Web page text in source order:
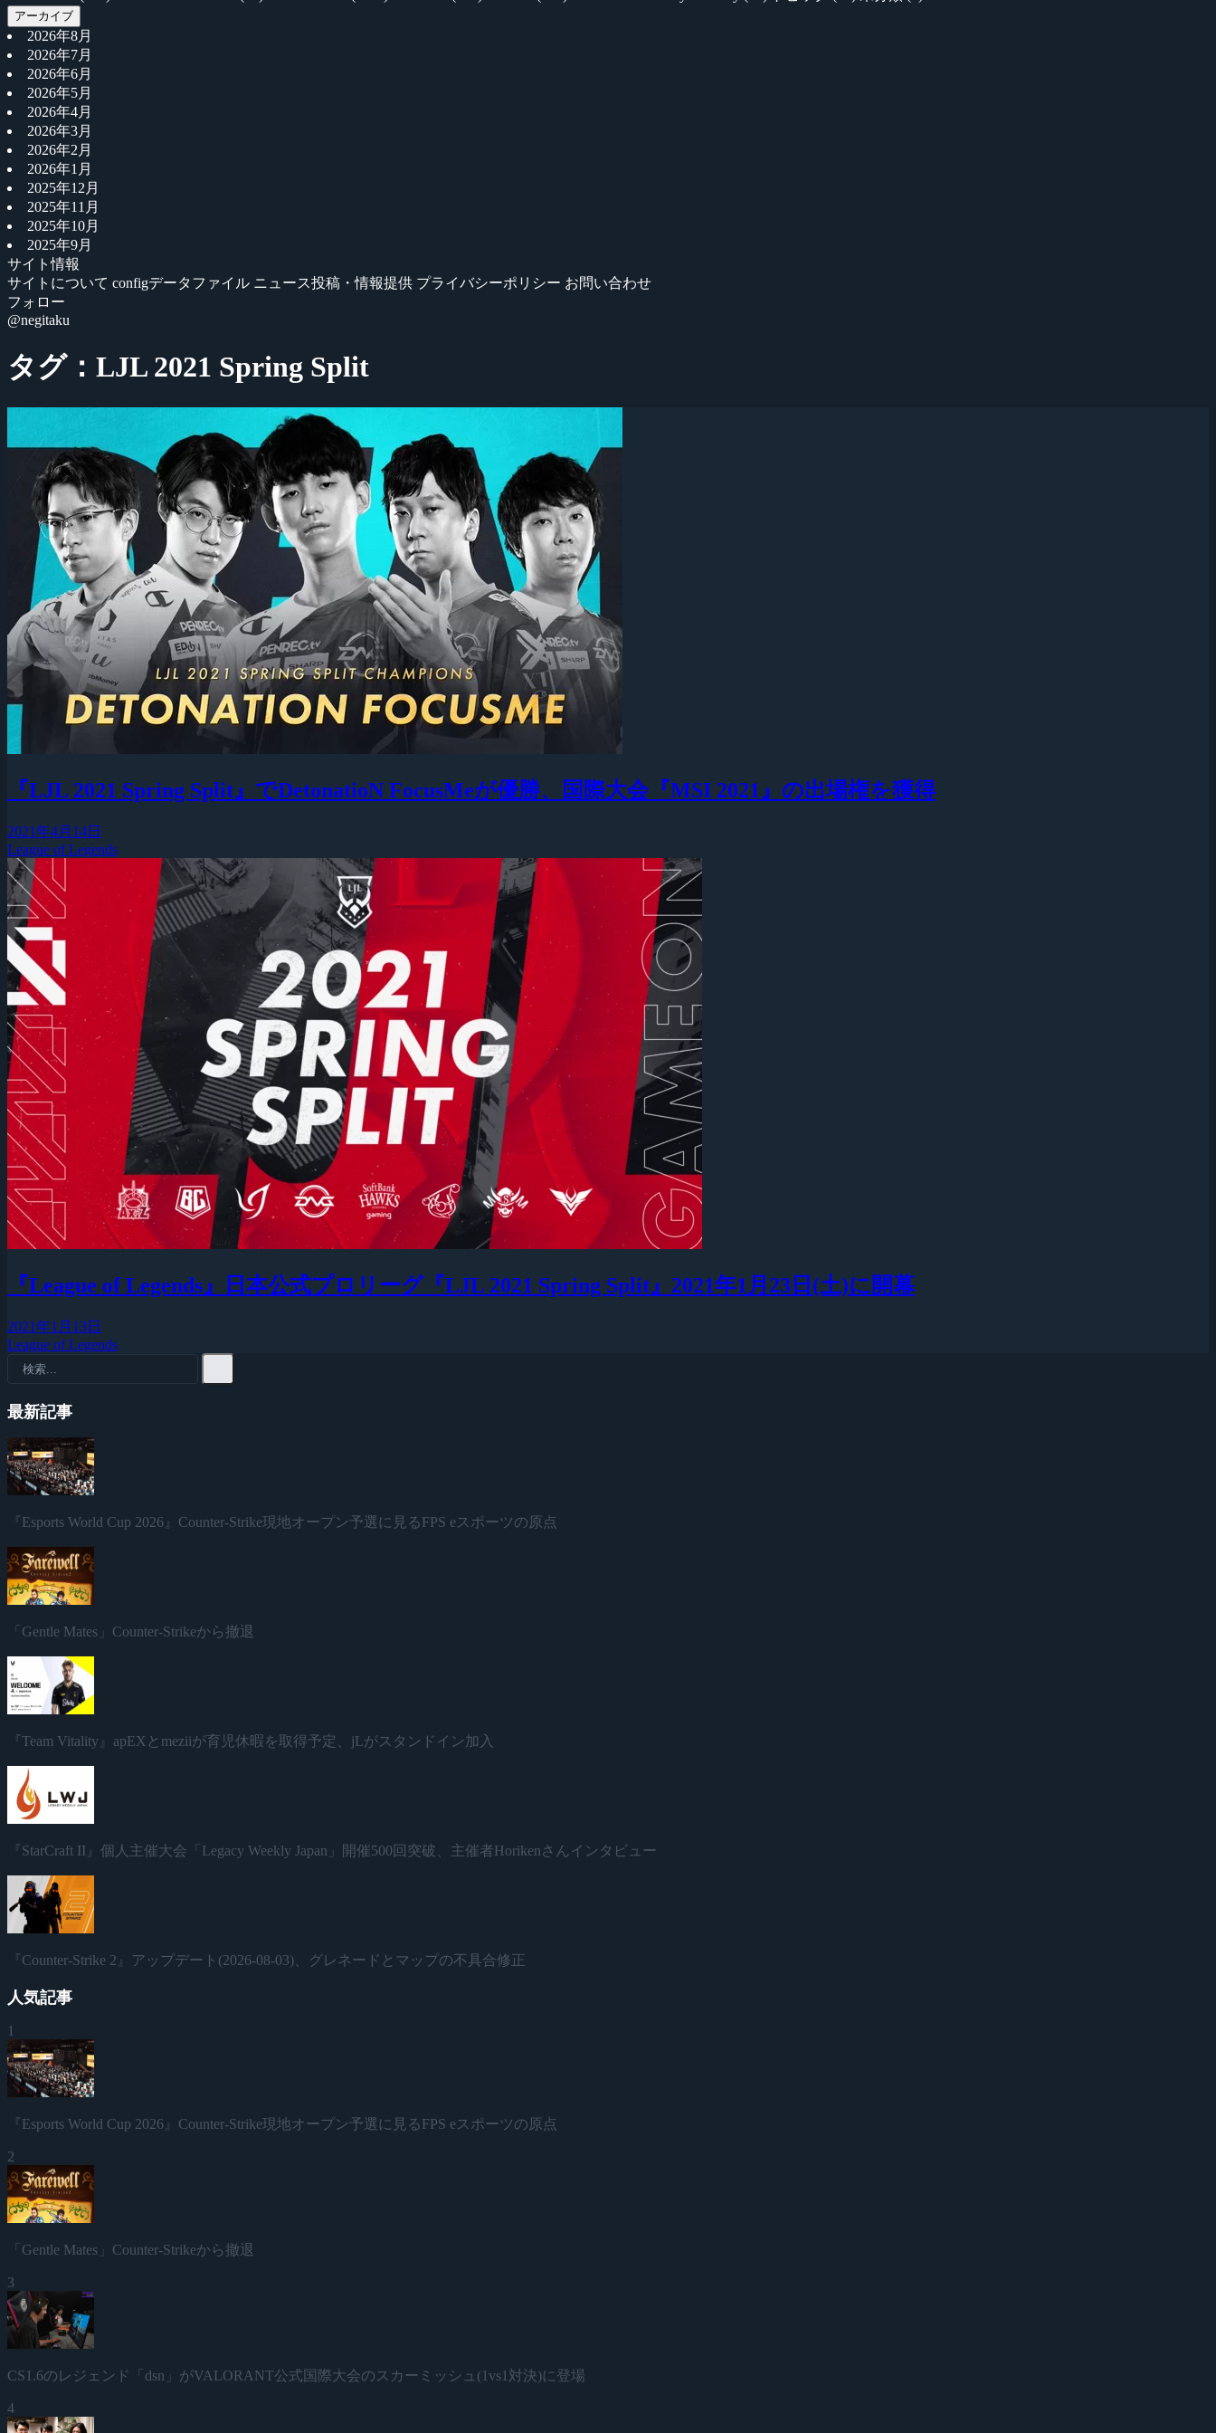
アーカイブ
2026年8月
2026年7月
2026年6月
2026年5月
2026年4月
2026年3月
2026年2月
2026年1月
2025年12月
2025年11月
2025年10月
2025年9月
サイト情報
サイトについて configデータファイル ニュース投稿・情報提供 プライバシーポリシー お問い合わせ
フォロー
@negitaku
タグ：LJL 2021 Spring Split
『LJL 2021 Spring Split』でDetonatioN FocusMeが優勝、国際大会『MSI 2021』の出場権を獲得
2021年4月14日
League of Legends
『League of Legends』日本公式プロリーグ『LJL 2021 Spring Split』2021年1月23日(土)に開幕
2021年1月13日
League of Legends
最新記事
『Esports World Cup 2026』Counter-Strike現地オープン予選に見るFPS eスポーツの原点
「Gentle Mates」Counter-Strikeから撤退
『Team Vitality』apEXとmeziiが育児休暇を取得予定、jLがスタンドイン加入
『StarCraft II』個人主催大会「Legacy Weekly Japan」開催500回突破、主催者Horikenさんインタビュー
『Counter-Strike 2』アップデート(2026-08-03)、グレネードとマップの不具合修正
人気記事
1
『Esports World Cup 2026』Counter-Strike現地オープン予選に見るFPS eスポーツの原点
2
「Gentle Mates」Counter-Strikeから撤退
3
CS1.6のレジェンド「dsn」がVALORANT公式国際大会のスカーミッシュ(1vs1対決)に登場
4